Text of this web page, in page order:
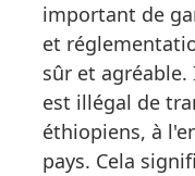
important de
et
sûr et
est illégal de
éthiopiens, à
pays. Cela